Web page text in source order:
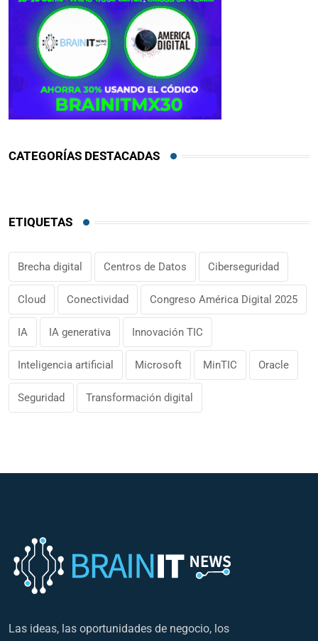
CATEGORÍAS DESTACADAS
ETIQUETAS
Brecha digital Centros de Datos Ciberseguridad
Cloud Conectividad Congreso América Digital 2025
IA IA generativa Innovación TIC
Inteligencia artificial Microsoft MinTIC Oracle
Seguridad Transformación digital
Las ideas, las oportunidades de negocio, los